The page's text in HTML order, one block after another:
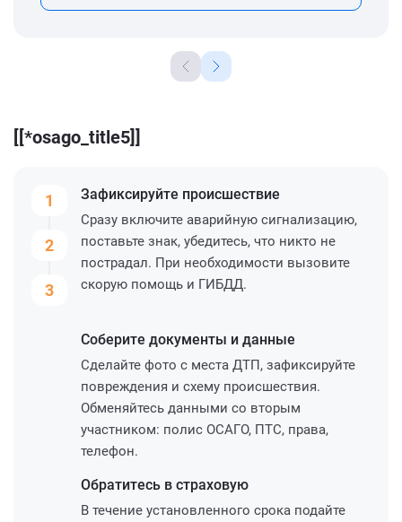
[[*osago_title5]]
1
2
3
Зафиксируйте происшествие
Сразу включите аварийную сигнализацию,
поставьте знак, убедитесь, что никто не
пострадал. При необходимости вызовите
скорую помощь и ГИБДД.
Соберите документы и данные
Сделайте фото с места ДТП, зафиксируйте
повреждения и схему происшествия.
Обменяйтесь данными со вторым
участником: полис ОСАГО, ПТС, права,
телефон.
Обратитесь в страховую
В течение установленного срока подайте